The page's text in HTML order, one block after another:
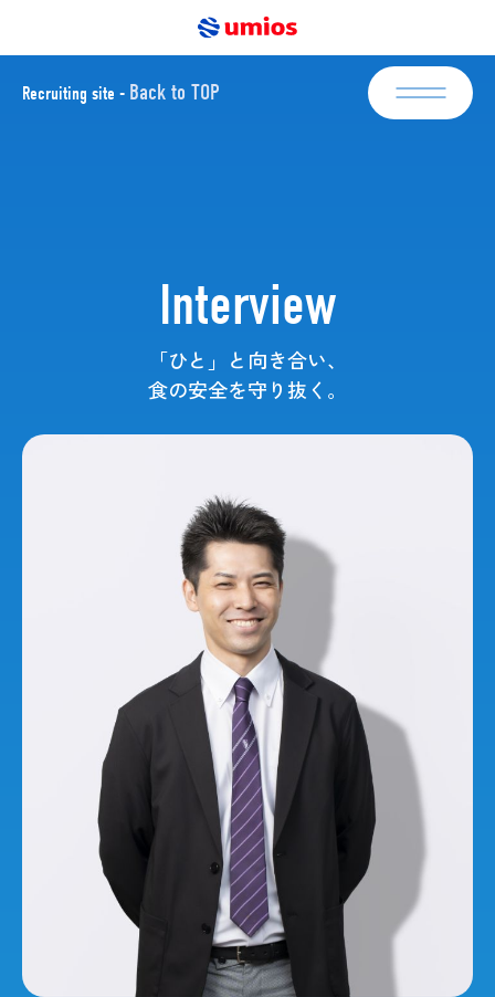
Recruiting site - Back to TOP
Interview
「ひと」と向き合い、
食の安全を守り抜く。
Mid-career
エントリー
About Umios
Interviews